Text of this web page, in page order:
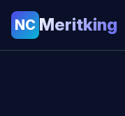
NC Meritking